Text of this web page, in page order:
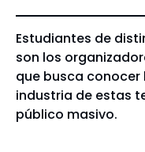
Estudiantes de
son los
que busca
industria de estas
público masivo.